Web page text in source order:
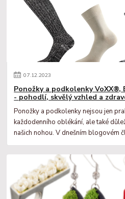
07.12.2023
Ponožky a podkolenky VoXX®,
- pohodlí, skvělý vzhled a
Ponožky a podkolenky nejsou jen
každodenního oblékání, ale také
našich nohou. V dnešním blogovém